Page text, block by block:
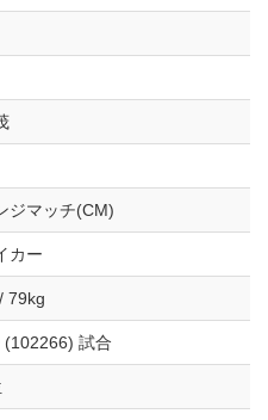
ジマッチ(CM)
カー
79kg
(102266) 試合